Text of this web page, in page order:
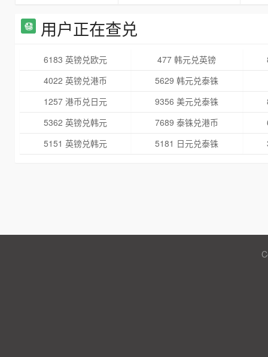
用户正在查兑
6183 英镑兑欧元 477 韩元兑英镑
4022 英镑兑港币
5629 韩元兑泰铢
1257 港币兑日元
9356 美元兑泰铢
5362 英镑兑韩元
7689 泰铢兑港币
5151 英镑兑韩元
5181 日元兑泰铢